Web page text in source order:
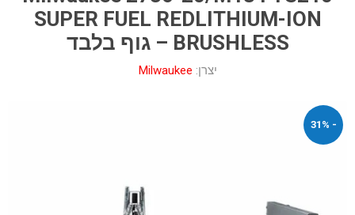
SUPER FUEL REDLITHIUM-ION
BRUSHLESS – גוף בלבד
יצרן: Milwaukee
- 31%